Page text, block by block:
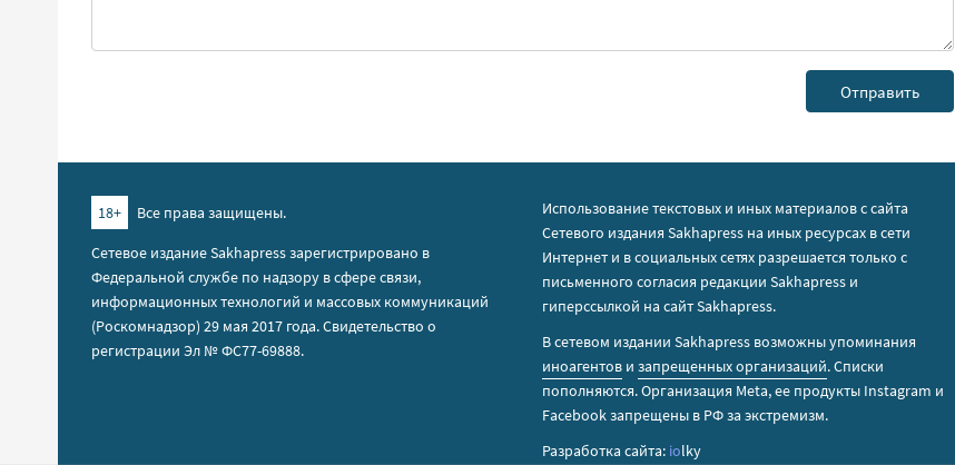
18+
Все права защищены.
Сетевое издание Sakhapress зарегистрировано в
Федеральной службе по надзору в сфере связи,
информационных технологий и массовых коммуникаций
(Роскомнадзор) 29 мая 2017 года. Свидетельство о
регистрации Эл № ФС77-69888.
Использование текстовых и иных материалов с сайта
Сетевого издания Sakhapress на иных ресурсах в сети
Интернет и в социальных сетях разрешается только с
письменного согласия редакции Sakhapress и
гиперссылкой на сайт Sakhapress.
В сетевом издании Sakhapress возможны упоминания
иноагентов изапрещенных организаций. Списки
пополняются. Организация Metа, ее продукты Instagram и
Facebook запрещены в РФ за экстремизм.
Разработка сайта: iolky